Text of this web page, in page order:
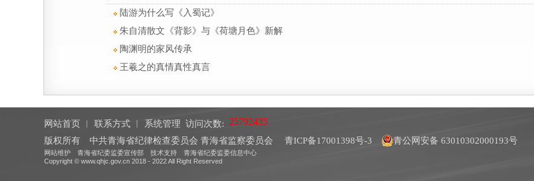
陆游为什么写《入蜀记》
朱自清散文《背影》与《荷塘月色》新解
陶渊明的家风传承
王羲之的真情真性真言
网站首页 联系方式 系统管理 访问次数:
版权所有 中共青海省纪律检查委员会 青海省监察委员会
青ICP备17001398号-3 青公网安备 63010302000193号
网站维护 青海省纪委监委宣传部 技术支持 青海省纪委监委信息中心
Copyright © www.qhjc.gov.cn 2018 - 2022 All Right Reserved